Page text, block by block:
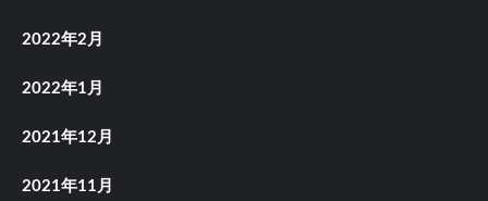
2022年2月
2022年1月
2021年12月
2021年11月